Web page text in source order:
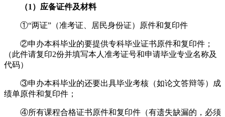
（1）应备证件及材料
①“两证”（准考证、居民身份证）原件和复印件
②申办本科毕业的要提供专科毕业证书原件和复印件；
（此件请复印2份并填写本人准考证号和申请毕业专业名称及
代码）
③申办本科毕业的还要出具毕业考核（如论文答辩等）成
绩单原件和复印件；
④所有课程合格证书原件和复印件（有遗失缺漏的，必须